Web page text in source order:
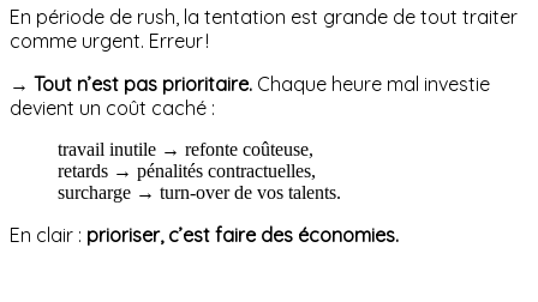
En période de rush, la tentation est grande de tout traiter
comme urgent. Erreur !
→ Tout n’est pas prioritaire. Chaque heure mal investie
devient un coût caché :
travail inutile → refonte coûteuse,
retards → pénalités contractuelles,
surcharge → turn-over de vos talents.
En clair : prioriser, c’est faire des économies.